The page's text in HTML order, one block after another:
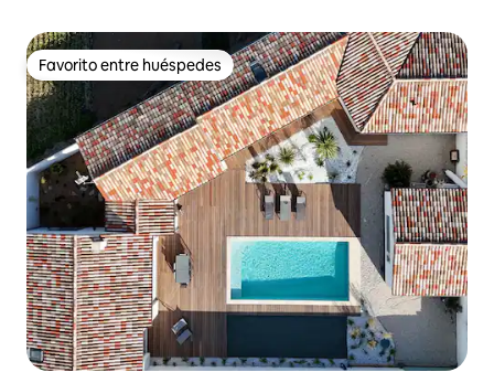
Favorito entre huéspedes
Favorito entre huéspedes